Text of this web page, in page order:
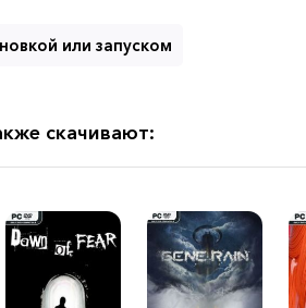
или запуском
скачивают: